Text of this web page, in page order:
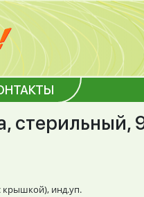
стерильный,
крышкой), инд.уп.